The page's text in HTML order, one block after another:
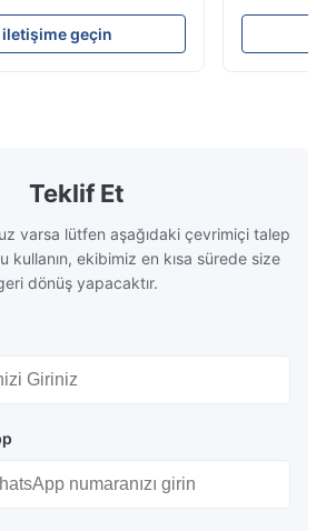
yuvarlanmış paslanmaz
316 309S 310 310S
Ürün Özellikleri Ürün
geçin
Görünümü
plaka 304
Teklif Et
varsa lütfen aşağıdaki çevrimiçi talep
kullanın, ekibimiz en kısa sürede size
dönüş yapacaktır.